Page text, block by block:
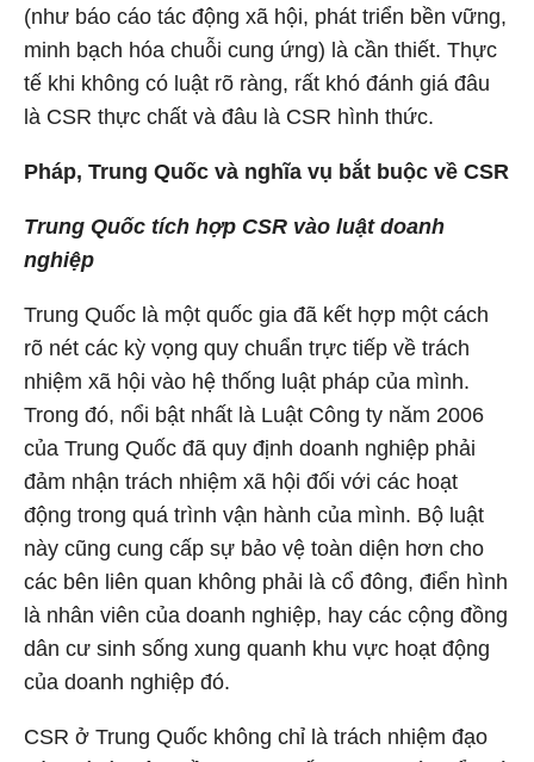
(như báo cáo tác động xã hội, phát triển bền vững,
minh bạch hóa chuỗi cung ứng) là cần thiết. Thực
tế khi không có luật rõ ràng, rất khó đánh giá đâu
là CSR thực chất và đâu là CSR hình thức.
Pháp, Trung Quốc và nghĩa vụ bắt buộc về CSR
Trung Quốc tích hợp CSR vào luật doanh
nghiệp
Trung Quốc là một quốc gia đã kết hợp một cách
rõ nét các kỳ vọng quy chuẩn trực tiếp về trách
nhiệm xã hội vào hệ thống luật pháp của mình.
Trong đó, nổi bật nhất là Luật Công ty năm 2006
của Trung Quốc đã quy định doanh nghiệp phải
đảm nhận trách nhiệm xã hội đối với các hoạt
động trong quá trình vận hành của mình. Bộ luật
này cũng cung cấp sự bảo vệ toàn diện hơn cho
các bên liên quan không phải là cổ đông, điển hình
là nhân viên của doanh nghiệp, hay các cộng đồng
dân cư sinh sống xung quanh khu vực hoạt động
của doanh nghiệp đó.
CSR ở Trung Quốc không chỉ là trách nhiệm đạo